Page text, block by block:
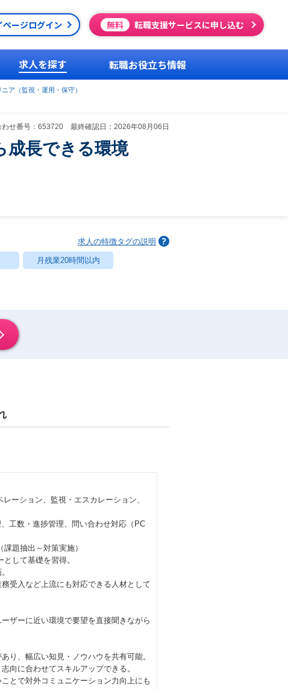
ページログイン 無料 転職支援サービスに申し込む
求人を探す 転職お役立ち情報
ア（監視・運用・保守）
わせ番号：653720 最終確認日：2026年08月06日
成長できる環境
求人の特徴タグの説明
月残業20時間以内
ーション、監視・エスカレーション、
工数・進捗管理、問い合わせ対応（PC
題抽出～対策実施）
して基礎を習得。
受入など上流にも対応できる人材として
に近い環境で要望を直接聞きながら
、幅広い知見・ノウハウを共有可能。
向に合わせてスキルアップできる。
とで対外コミュニケーション力向上にも